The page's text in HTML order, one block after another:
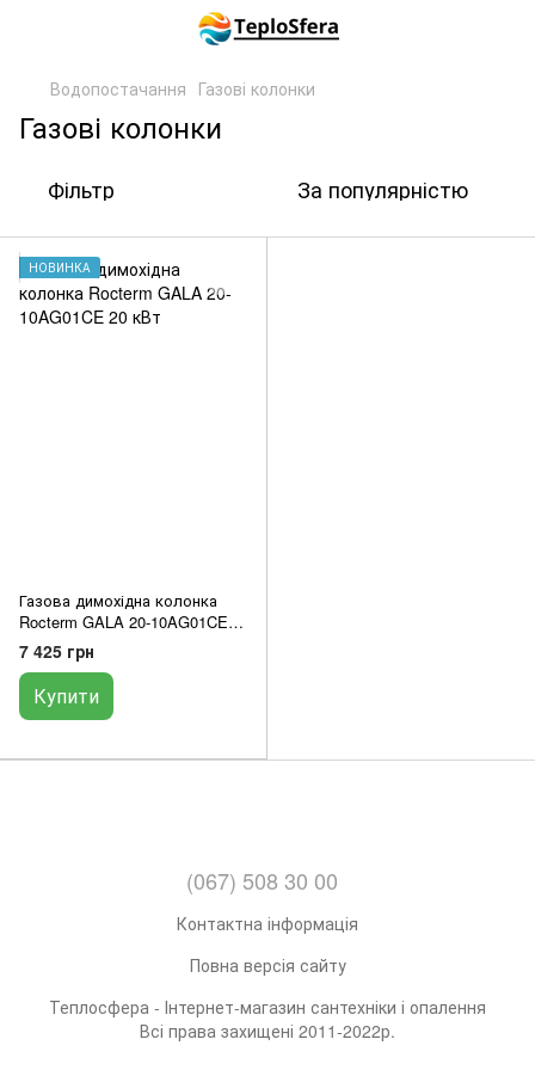
Водопостачання Газові колонки
Газові колонки
Фільтр За популярністю
НОВИНКА
Газова димохідна колонка
Rocterm GALA 20-10AG01CE
20 кВт
7 425 грн
Купити
(067) 508 30 00
Контактна інформація
Повна версія сайту
Теплосфера - Інтернет-магазин сантехніки і опалення
Всі права захищені 2011-2022р.